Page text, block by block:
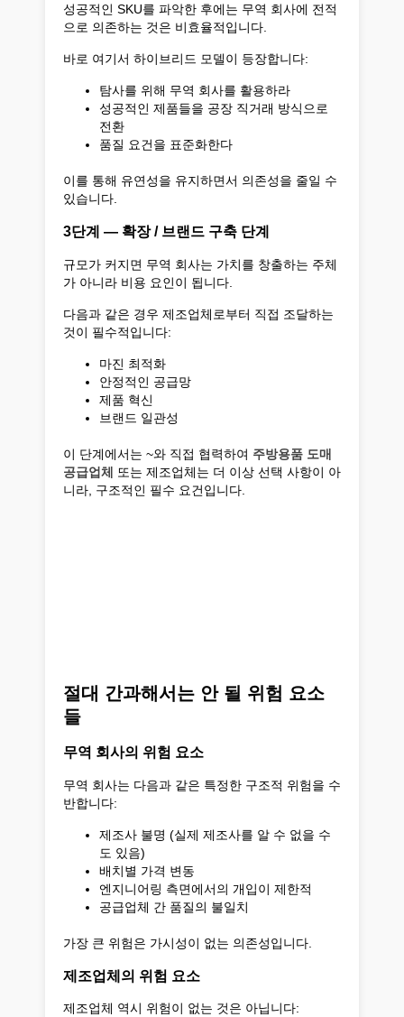
성공적인 SKU를 파악한 후에는 무역 회사에 전적
으로 의존하는 것은 비효율적입니다.
바로 여기서 하이브리드 모델이 등장합니다:
탐사를 위해 무역 회사를 활용하라
성공적인 제품들을 공장 직거래 방식으로
전환
품질 요건을 표준화한다
이를 통해 유연성을 유지하면서 의존성을 줄일 수
있습니다.
3단계 — 확장 / 브랜드 구축 단계
규모가 커지면 무역 회사는 가치를 창출하는 주체
가 아니라 비용 요인이 됩니다.
다음과 같은 경우 제조업체로부터 직접 조달하는
것이 필수적입니다:
마진 최적화
안정적인 공급망
제품 혁신
브랜드 일관성
이 단계에서는 ~와 직접 협력하여 주방용품 도매
공급업체
또는 제조업체는 더 이상 선택 사항이 아
니라, 구조적인 필수 요건입니다.
절대 간과해서는 안 될 위험 요소
들
무역 회사의 위험 요소
무역 회사는 다음과 같은 특정한 구조적 위험을 수
반합니다:
제조사 불명 (실제 제조사를 알 수 없을 수
도 있음)
배치별 가격 변동
엔지니어링 측면에서의 개입이 제한적
공급업체 간 품질의 불일치
가장 큰 위험은 가시성이 없는 의존성입니다.
제조업체의 위험 요소
제조업체 역시 위험이 없는 것은 아닙니다: